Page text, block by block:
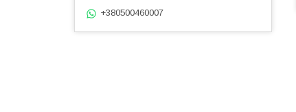
+380500460007